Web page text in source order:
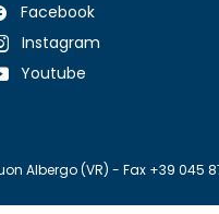
Facebook
Instagram
Youtube
Albergo (VR) - Fax +39 045